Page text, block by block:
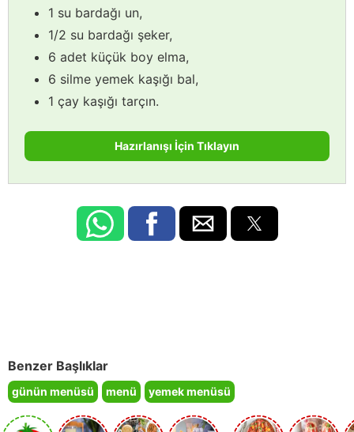
1 su bardağı un,
1/2 su bardağı şeker,
6 adet küçük boy elma,
6 silme yemek kaşığı bal,
1 çay kaşığı tarçın.
Hazırlanışı İçin Tıklayın
Benzer Başlıklar
günün menüsü menü yemek menüsü